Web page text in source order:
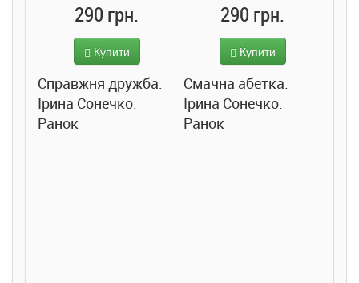
290 грн.
Купити
Справжня дружба.
Ірина Сонечко.
Ранок
290 грн.
Купити
Смачна абетка.
Ірина Сонечко.
Ранок